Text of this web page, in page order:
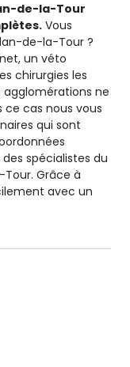
de-la-Tour
Vous
de-la-Tour ?
un véto
chirurgies les
agglomérations ne
cas nous vous
qui sont
spécialistes du
Grâce à
avec un